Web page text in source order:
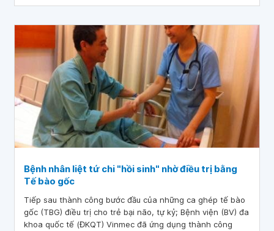
Bệnh nhân liệt tứ chi "hồi sinh" nhờ điều trị bằng
Tế bào gốc
Tiếp sau thành công bước đầu của những ca ghép tế bào
gốc (TBG) điều trị cho trẻ bại não, tự kỷ; Bệnh viện (BV) đa
khoa quốc tế (ĐKQT) Vinmec đã ứng dụng thành công